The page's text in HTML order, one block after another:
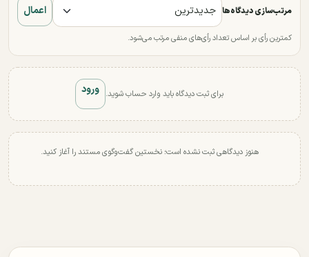
مرتب‌سازی دیدگاه‌ها اعمال
کمترین رأی بر اساس تعداد رأی‌های منفی مرتب می‌شود.
برای ثبت دیدگاه باید وارد حساب شوید. ورود
هنوز دیدگاهی ثبت نشده است؛ نخستین گفت‌وگوی مستند را آغاز کنید.